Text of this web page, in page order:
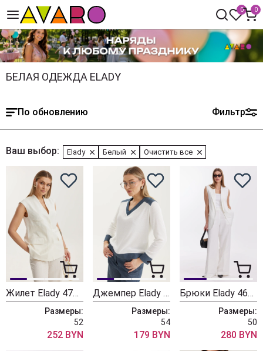
0 0
БЕЛАЯ ОДЕЖДА ELADY
По обновлению Фильтр
Ваш выбор: Elady Белый Очистить все
Жилет Elady 4744 белый
Размеры:
52
252 BYN
Джемпер Elady 4715
Размеры:
54
179 BYN
Брюки Elady 4610 молочный
Размеры:
50
280 BYN